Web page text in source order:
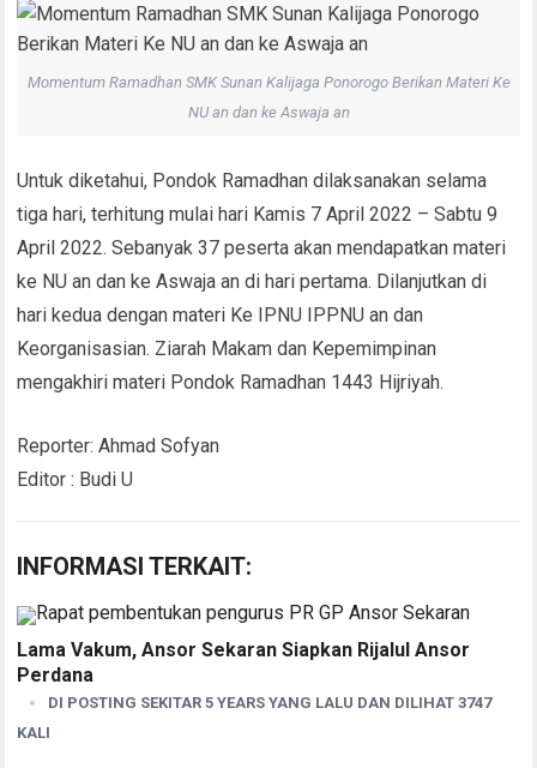
Momentum Ramadhan SMK Sunan Kalijaga Ponorogo Berikan Materi Ke
NU an dan ke Aswaja an
Untuk diketahui, Pondok Ramadhan dilaksanakan selama
tiga hari, terhitung mulai hari Kamis 7 April 2022 – Sabtu 9
April 2022. Sebanyak 37 peserta akan mendapatkan materi
ke NU an dan ke Aswaja an di hari pertama. Dilanjutkan di
hari kedua dengan materi Ke IPNU IPPNU an dan
Keorganisasian. Ziarah Makam dan Kepemimpinan
mengakhiri materi Pondok Ramadhan 1443 Hijriyah.
Reporter: Ahmad Sofyan
Editor : Budi U
INFORMASI TERKAIT:
Lama Vakum, Ansor Sekaran Siapkan Rijalul Ansor
Perdana
DI POSTING SEKITAR 5 YEARS YANG LALU DAN DILIHAT 3747
KALI